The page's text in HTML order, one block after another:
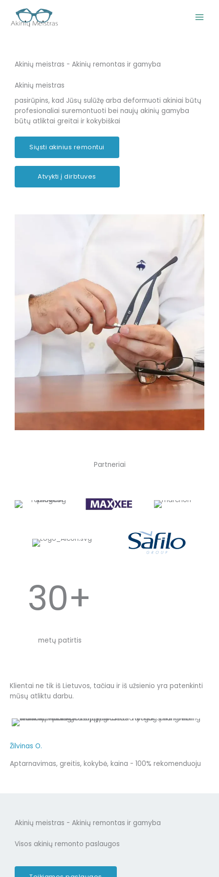
turinio
Akinių meistras - Akinių remontas ir gamyba
Akinių meistras
pasirūpins, kad Jūsų sulūžę arba deformuoti akiniai būtų
profesionaliai suremontuoti bei naujų akinių gamyba
būtų atliktai greitai ir kokybiškai
Siųsti akinius remontui
Atvykti į dirbtuves
Partneriai
30+
metų patirtis
Klientai ne tik iš Lietuvos, tačiau ir iš užsienio yra patenkinti
mūsų atliktu darbu.
Žilvinas O.
Aptarnavimas, greitis, kokybė, kaina - 100% rekomenduoju
Akinių meistras - Akinių remontas ir gamyba
Visos akinių remonto paslaugos